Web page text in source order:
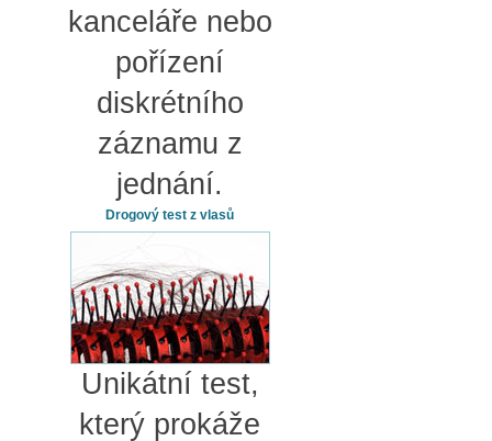
kanceláře nebo
pořízení
diskrétního
záznamu z
jednání.
Drogový test z vlasů
Unikátní test,
který prokáže